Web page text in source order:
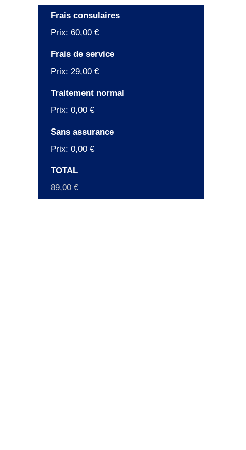
Frais consulaires
Prix: 60,00 €
Frais de service
Prix: 29,00 €
Traitement normal
Prix: 0,00 €
Sans assurance
Prix: 0,00 €
TOTAL
89,00 €